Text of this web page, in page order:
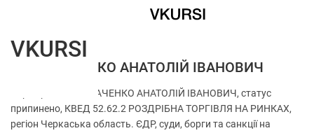
ФОП ТКАЧЕНКО АНАТОЛІЙ ІВАНОВИЧ
Перевірка ФОП ТКАЧЕНКО АНАТОЛІЙ ІВАНОВИЧ, статус
припинено, КВЕД 52.62.2 РОЗДРІБНА ТОРГІВЛЯ НА РИНКАХ,
регіон Черкаська область. ЄДР, суди, борги та санкції на
VKURSI